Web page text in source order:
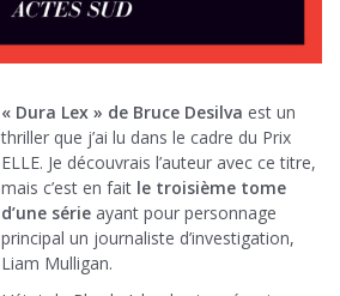
« Dura Lex » de Bruce Desilva est un
thriller que j’ai lu dans le cadre du Prix
ELLE. Je découvrais l’auteur avec ce titre,
mais c’est en fait le troisième tome
d’une série ayant pour personnage
principal un journaliste d’investigation,
Liam Mulligan.